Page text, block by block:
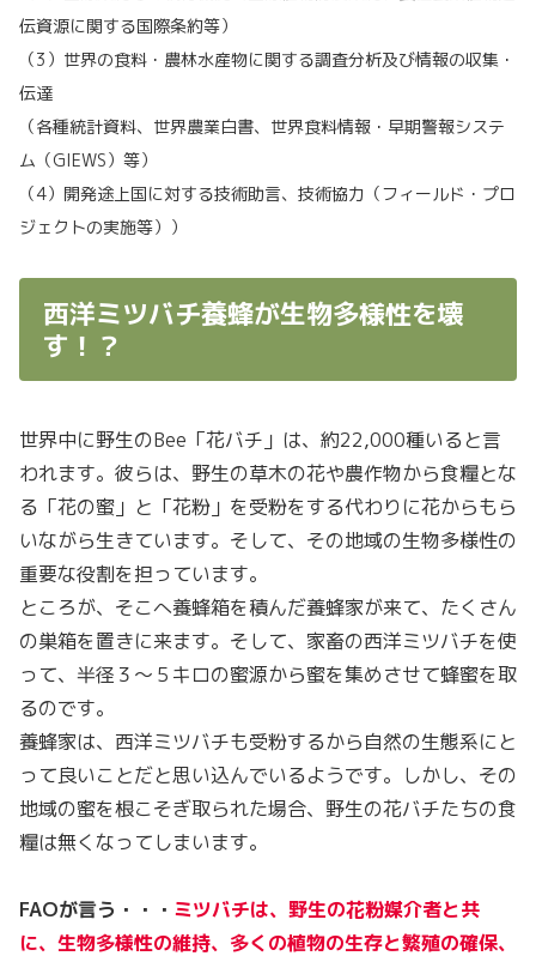
伝資源に関する国際条約等）
（3）世界の食料・農林水産物に関する調査分析及び情報の収集・
伝達
（各種統計資料、世界農業白書、世界食料情報・早期警報システ
ム（GIEWS）等）
（4）開発途上国に対する技術助言、技術協力（フィールド・プロ
ジェクトの実施等））
西洋ミツバチ養蜂が生物多様性を壊
す！？
世界中に野生のBee「花バチ」は、約22,000種いると言
われます。彼らは、野生の草木の花や農作物から食糧とな
る「花の蜜」と「花粉」を受粉をする代わりに花からもら
いながら生きています。そして、その地域の生物多様性の
重要な役割を担っています。
ところが、そこへ養蜂箱を積んだ養蜂家が来て、たくさん
の巣箱を置きに来ます。そして、家畜の西洋ミツバチを使
って、半径３〜５キロの蜜源から蜜を集めさせて蜂蜜を取
るのです。
養蜂家は、西洋ミツバチも受粉するから自然の生態系にと
って良いことだと思い込んでいるようです。しかし、その
地域の蜜を根こそぎ取られた場合、野生の花バチたちの食
糧は無くなってしまいます。
FAOが言う・・・ ミツバチは、野生の花粉媒介者と共
に、生物多様性の維持、多くの植物の生存と繁殖の確保、